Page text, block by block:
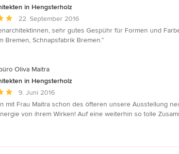
in Hengsterholz
22. September 2016
sehr gutes Gespühr für Formen und
Bremen, Schnapsfabrik Bremen.”
Oliva Maitra
in Hengsterholz
9. Juni 2016
mit Frau Maitra schon des öfteren unsere Ausstellung
von ihrem Wirken! Auf eine weiterhin so tolle